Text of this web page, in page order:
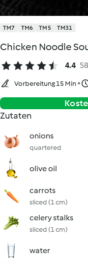
TM7 TM6 TM5 TM31
Chicken Noodle
4.4
Vorbereitung 15 Min
Zutaten
onions
quartered
olive oil
carrots
sliced (1 cm)
celery stalks
sliced (1 cm)
water